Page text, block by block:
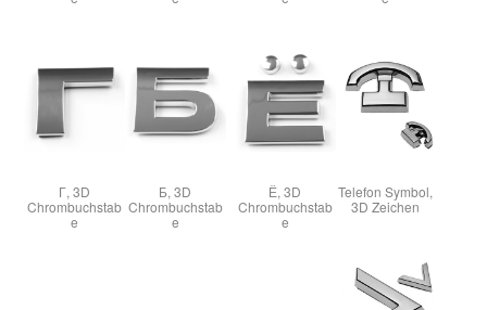
Г, 3D
Chrombuchstab
e
Б, 3D
Chrombuchstab
e
Ё, 3D
Chrombuchstab
e
Telefon Symbol,
3D Zeichen